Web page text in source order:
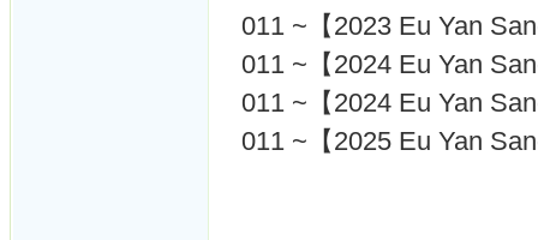
011 ~【2023 Eu Yan
011 ~【2024 Eu Yan
011 ~【2024 Eu Yan
011 ~【2025 Eu Yan